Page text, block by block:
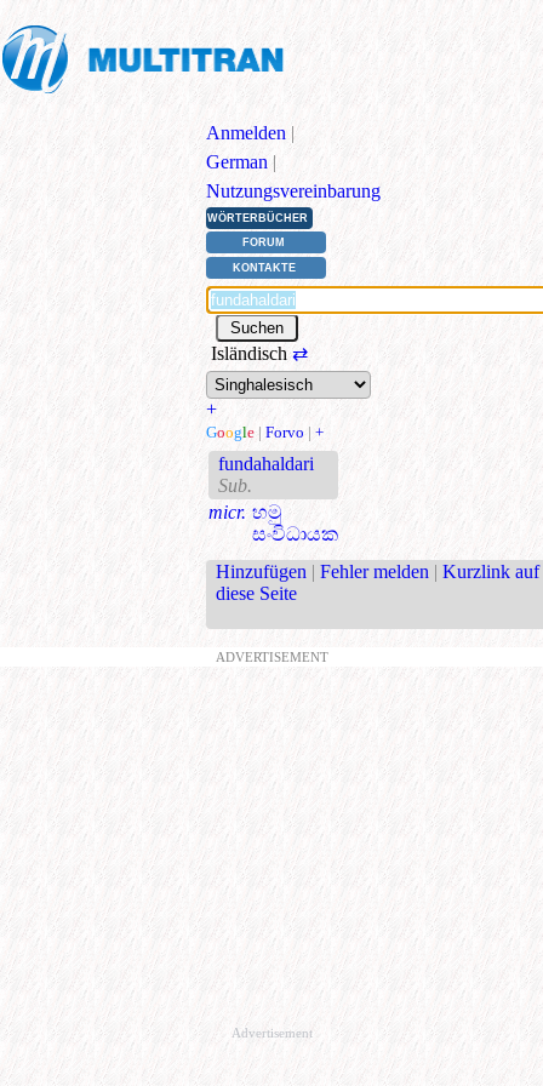
Anmelden |
German |
Nutzungsvereinbarung
WÖRTERBÜCHER
FORUM
KONTAKTE
Isländisch⇄
+
Google | Forvo | +
fundahaldari
Sub.
micr. හමු
සංවිධායක
Hinzufügen | Fehler melden | Kurzlink auf
diese Seite
ADVERTISEMENT
Advertisement